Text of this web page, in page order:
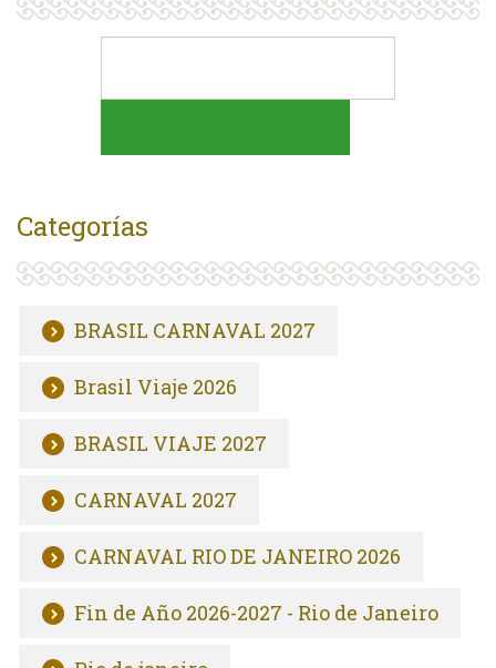
Categorías
BRASIL CARNAVAL 2027
Brasil Viaje 2026
BRASIL VIAJE 2027
CARNAVAL 2027
CARNAVAL RIO DE JANEIRO 2026
Fin de Año 2026-2027 - Rio de Janeiro